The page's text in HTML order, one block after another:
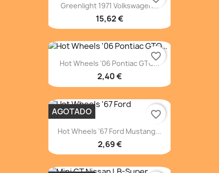
Greenlight 1971 Volkswagen...
15,62 €
Hot Wheels '06 Pontiac GTO...
2,40 €
favorite_border
Hot Wheels '67 Ford Mustang...
2,69 €
AGOTADO favorite_border